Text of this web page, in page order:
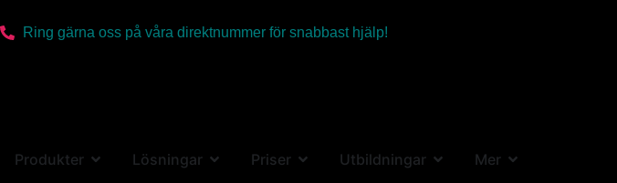
Ring gärna oss på våra direktnummer för snabbast hjälp!
Produkter Lösningar Priser Utbildningar Mer